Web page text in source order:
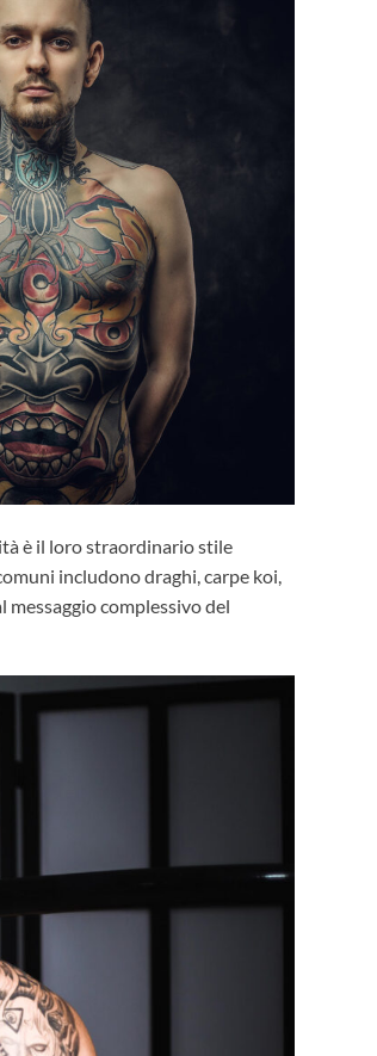
è il loro straordinario stile
includono draghi, carpe koi,
complessivo del